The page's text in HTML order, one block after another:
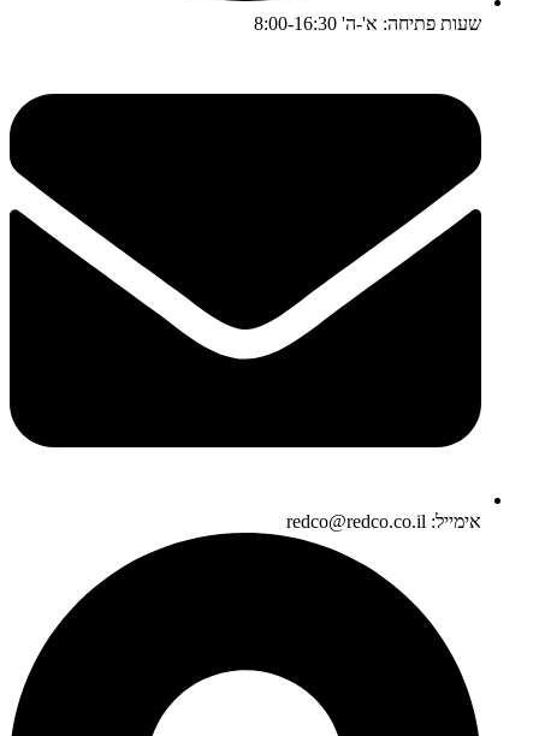
שעות פתיחה: א'-ה' 8:00-16:30
אימייל: redco@redco.co.il